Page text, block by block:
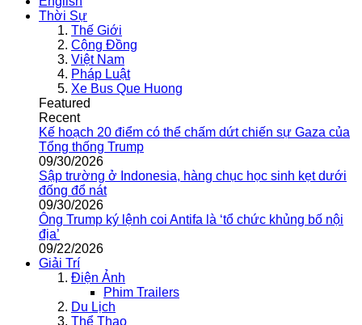
Thời Sự
Thế Giới
Cộng Đồng
Việt Nam
Pháp Luật
Xe Bus Que Huong
Featured
Recent
Kế hoạch 20 điểm có thể chấm dứt chiến sự Gaza của
Tổng thống Trump
09/30/2026
Sập trường ở Indonesia, hàng chục học sinh kẹt dưới
đống đổ nát
09/30/2026
Ông Trump ký lệnh coi Antifa là ‘tổ chức khủng bố nội
địa’
09/22/2026
Giải Trí
Điện Ảnh
Phim Trailers
Du Lịch
Thể Thao